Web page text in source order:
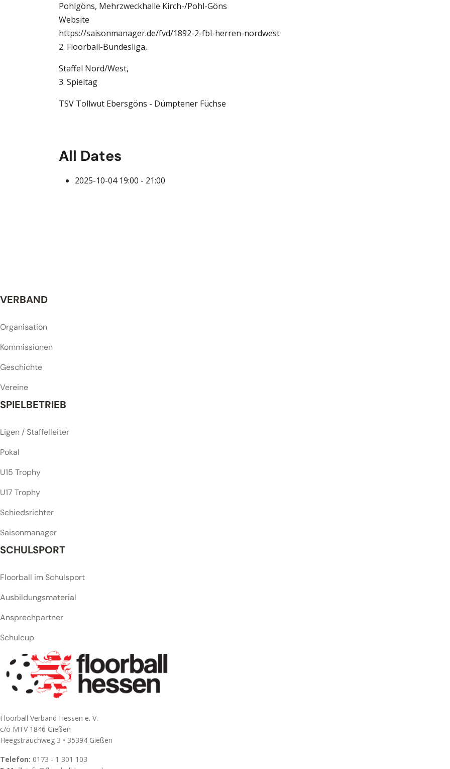
Pohlgöns, Mehrzweckhalle Kirch-/Pohl-Göns
Website
https://saisonmanager.de/fvd/1892-2-fbl-herren-nordwest
2. Floorball-Bundesliga,
Staffel Nord/West,
3. Spieltag
TSV Tollwut Ebersgöns - Dümptener Füchse
All Dates
2025-10-04 19:00 - 21:00
VERBAND
Organisation
Kommissionen
Geschichte
Vereine
SPIELBETRIEB
Ligen / Staffelleiter
Pokal
U15 Trophy
U17 Trophy
Schiedsrichter
Saisonmanager
SCHULSPORT
Floorball im Schulsport
Ausbildungsmaterial
Ansprechpartner
Schulcup
Floorball Verband Hessen e. V.
c/o MTV 1846 Gießen
Heegstrauchweg 3 • 35394 Gießen
Telefon: 0173 - 1 301 103